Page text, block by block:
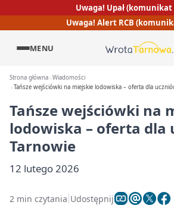
Uwaga! Upał (komunikat
Uwaga! Alert RCB
MENU
Strona główna Wiadomości
Tańsze wejściówki na miejskie lodowiska – oferta dla
Tańsze wejściówki na
lodowiska – oferta dla
Tarnowie
12 lutego 2026
2 min czytania Udostępnij